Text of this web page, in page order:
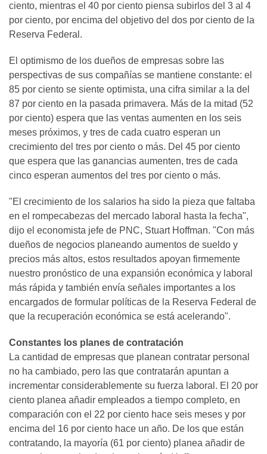
ciento, mientras el 40 por ciento piensa subirlos del 3 al 4
por ciento, por encima del objetivo del dos por ciento de la
Reserva Federal.
El optimismo de los dueños de empresas sobre las
perspectivas de sus compañías se mantiene constante: el
85 por ciento se siente optimista, una cifra similar a la del
87 por ciento en la pasada primavera. Más de la mitad (52
por ciento) espera que las ventas aumenten en los seis
meses próximos, y tres de cada cuatro esperan un
crecimiento del tres por ciento o más. Del 45 por ciento
que espera que las ganancias aumenten, tres de cada
cinco esperan aumentos del tres por ciento o más.
"El crecimiento de los salarios ha sido la pieza que faltaba
en el rompecabezas del mercado laboral hasta la fecha",
dijo el economista jefe de PNC, Stuart Hoffman. "Con más
dueños de negocios planeando aumentos de sueldo y
precios más altos, estos resultados apoyan firmemente
nuestro pronóstico de una expansión económica y laboral
más rápida y también envía señales importantes a los
encargados de formular políticas de la Reserva Federal de
que la recuperación económica se está acelerando".
Constantes los planes de contratación
La cantidad de empresas que planean contratar personal
no ha cambiado, pero las que contratarán apuntan a
incrementar considerablemente su fuerza laboral. El 20 por
ciento planea añadir empleados a tiempo completo, en
comparación con el 22 por ciento hace seis meses y por
encima del 16 por ciento hace un año. De los que están
contratando, la mayoría (61 por ciento) planea añadir de